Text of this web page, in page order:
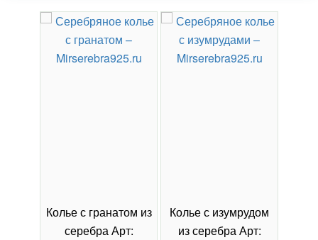
Колье с гранатом из
серебра Арт:
Колье с изумрудом
из серебра Арт: